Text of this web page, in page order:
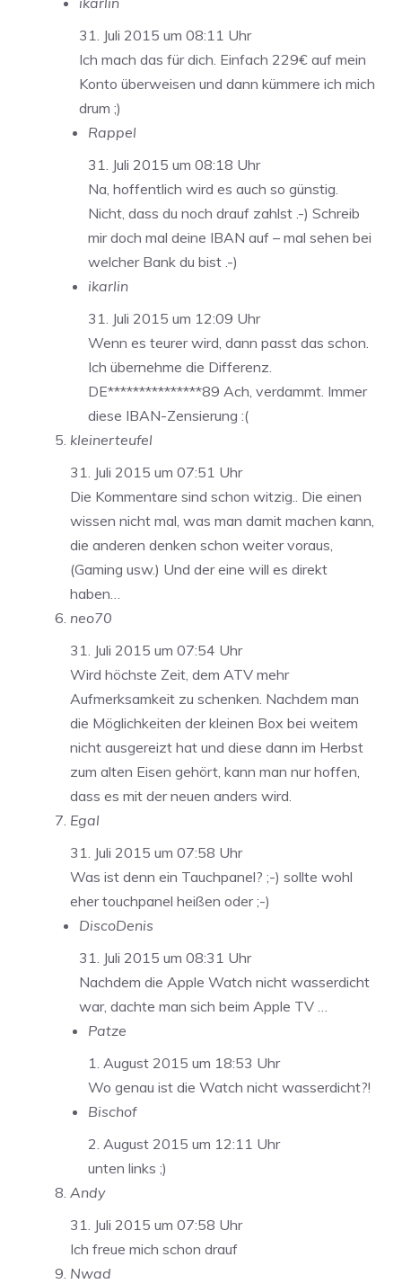
31. Juli 2015 um 08:11 Uhr
Ich mach das für dich. Einfach 229€ auf mein
Konto überweisen und dann kümmere ich mich
drum ;)
Rappel
31. Juli 2015 um 08:18 Uhr
Na, hoffentlich wird es auch so günstig.
Nicht, dass du noch drauf zahlst .-) Schreib
mir doch mal deine IBAN auf – mal sehen bei
welcher Bank du bist .-)
ikarlin
31. Juli 2015 um 12:09 Uhr
Wenn es teurer wird, dann passt das schon.
Ich übernehme die Differenz.
DE***************89 Ach, verdammt. Immer
diese IBAN-Zensierung :(
kleinerteufel
31. Juli 2015 um 07:51 Uhr
Die Kommentare sind schon witzig.. Die einen
wissen nicht mal, was man damit machen kann,
die anderen denken schon weiter voraus,
(Gaming usw.) Und der eine will es direkt
haben…
neo70
31. Juli 2015 um 07:54 Uhr
Wird höchste Zeit, dem ATV mehr
Aufmerksamkeit zu schenken. Nachdem man
die Möglichkeiten der kleinen Box bei weitem
nicht ausgereizt hat und diese dann im Herbst
zum alten Eisen gehört, kann man nur hoffen,
dass es mit der neuen anders wird.
Egal
31. Juli 2015 um 07:58 Uhr
Was ist denn ein Tauchpanel? ;-) sollte wohl
eher touchpanel heißen oder ;-)
DiscoDenis
31. Juli 2015 um 08:31 Uhr
Nachdem die Apple Watch nicht wasserdicht
war, dachte man sich beim Apple TV …
Patze
1. August 2015 um 18:53 Uhr
Wo genau ist die Watch nicht wasserdicht?!
Bischof
2. August 2015 um 12:11 Uhr
unten links ;)
Andy
31. Juli 2015 um 07:58 Uhr
Ich freue mich schon drauf
Nwad